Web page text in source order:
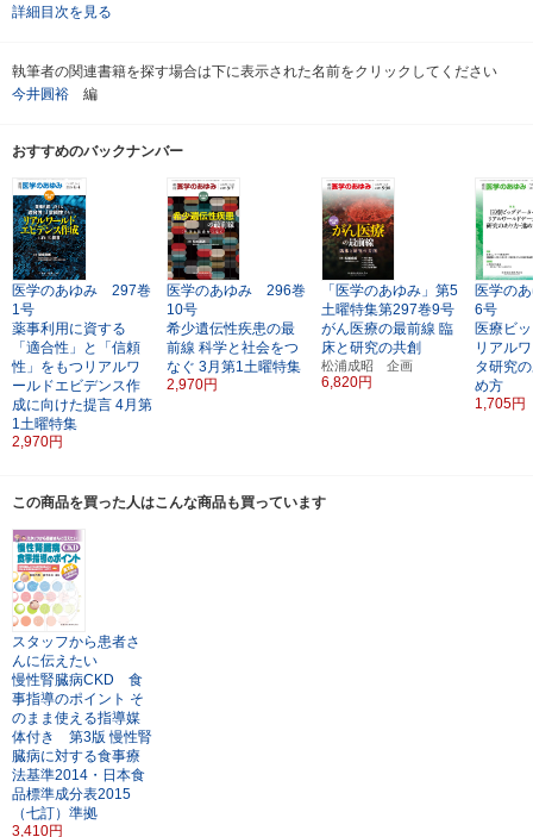
詳細目次を見る
執筆者の関連書籍を探す場合は下に表示された名前をクリックしてください
今井圓裕 編
おすすめのバックナンバー
医学のあゆみ 297巻
1号
薬事利用に資する
「適合性」と「信頼
性」をもつリアルワ
ールドエビデンス作
成に向けた提言 4月第
1土曜特集
2,970円
医学のあゆみ 296巻
10号
希少遺伝性疾患の最
前線 科学と社会をつ
なぐ 3月第1土曜特集
2,970円
「医学のあゆみ」第5
土曜特集第297巻9号
がん医療の最前線 臨
床と研究の共創
松浦成昭 企画
6,820円
医学の
6号
医療ビ
リアル
タ研究
め方
1,705円
この商品を買った人はこんな商品も買っています
スタッフから患者さ
んに伝えたい
慢性腎臓病CKD 食
事指導のポイント そ
のまま使える指導媒
体付き 第3版 慢性腎
臓病に対する食事療
法基準2014・日本食
品標準成分表2015
（七訂）準拠
3,410円